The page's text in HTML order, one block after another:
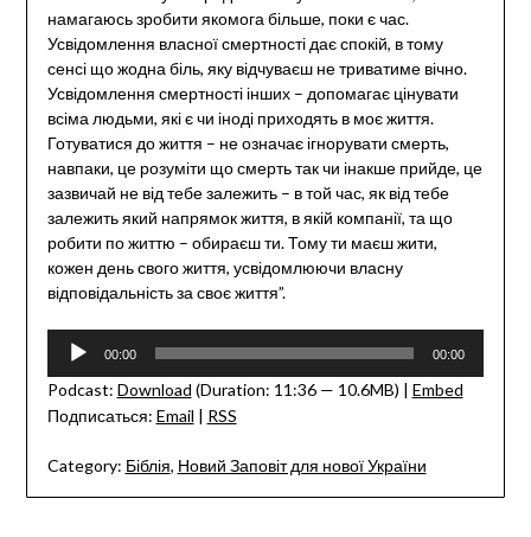
намагаюсь зробити якомога більше, поки є час.
Усвідомлення власної смертності дає спокій, в тому
сенсі що жодна біль, яку відчуваєш не триватиме вічно.
Усвідомлення смертності інших – допомагає цінувати
всіма людьми, які є чи іноді приходять в моє життя.
Готуватися до життя – не означає ігнорувати смерть,
навпаки, це розуміти що смерть так чи інакше прийде, це
зазвичай не від тебе залежить – в той час, як від тебе
залежить який напрямок життя, в якій компанії, та що
робити по життю – обираєш ти. Тому ти маєш жити,
кожен день свого життя, усвідомлюючи власну
відповідальність за своє життя”.
Audio
Player
00:00 00:00
Podcast: Download (Duration: 11:36 — 10.6MB) | Embed
Подписаться: Email | RSS
Category: Біблія, Новий Заповіт для нової України